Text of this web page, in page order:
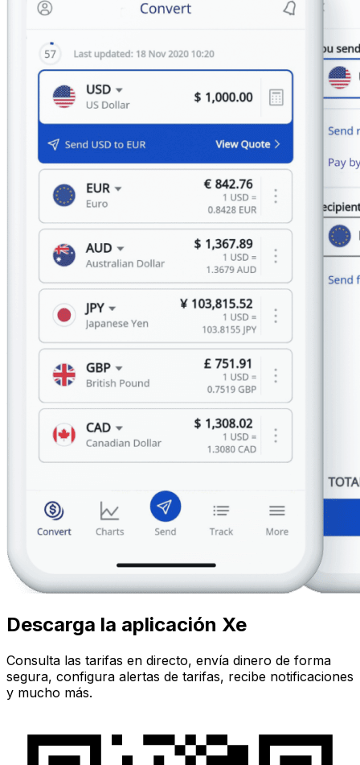
Descarga la aplicación Xe
Consulta las tarifas en directo, envía dinero de forma
segura, configura alertas de tarifas, recibe notificaciones
y mucho más.